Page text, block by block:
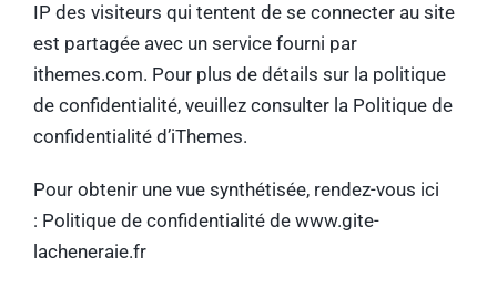
IP des visiteurs qui tentent de se connecter au site
est partagée avec un service fourni par
ithemes.com. Pour plus de détails sur la politique
de confidentialité, veuillez consulter la Politique de
confidentialité d’iThemes.
Pour obtenir une vue synthétisée, rendez-vous ici
: Politique de confidentialité de www.gite-
lacheneraie.fr